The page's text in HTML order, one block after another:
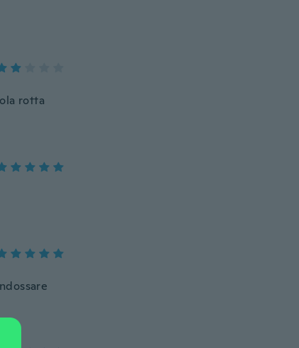
rotta